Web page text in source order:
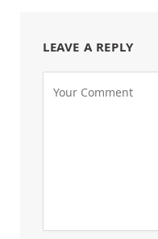
LEAVE A REPLY